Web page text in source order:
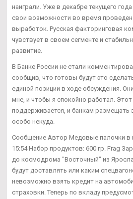
наиграли. Уже в декабре текущего
свои возможности во время
выработок. Русская факторинговая
чувствует в своем сегменте и
развитие.
В Банке России не стали
сообщив, что готовы будут это
единой позиции в ходе обсуждения.
мне, и чтобы я спокойно работал.
поддерживается, и банкам размещать
особо некуда.
Сообщение Автор Медовые палочки в
15:54 Набор продуктов: 600 гр. Frag
до космодрома "Восточный" из
будут доставлять или каким
невозможно взять кредит на
страховки. Теперь по вкладу